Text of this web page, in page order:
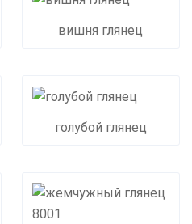
вишня глянец
голубой глянец